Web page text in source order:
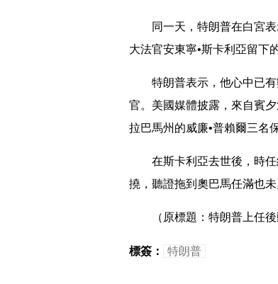
同一天，特朗普在白宮表
大法官安東寧•斯卡利亞留下
特朗普表示，他心中已有
官。美國媒體披露，來自賓
拉巴馬州的威廉•普賴爾三名
在斯卡利亞去世後，時任
撓，聽證拖到奧巴馬任滿也未
（原標題：特朗普上任後
標簽： 特朗普